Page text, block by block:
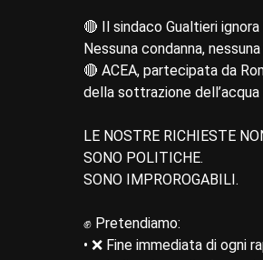
🔴 Il sindaco Gualtieri
Nessuna condanna,
🔴 ACEA, partecipata da
della sottrazione
LE NOSTRE RICHIESTE
SONO POLITICHE.
SONO IMPROROGABILI.
✊ Pretendiamo:
• ❌ Fine immediata di ogni